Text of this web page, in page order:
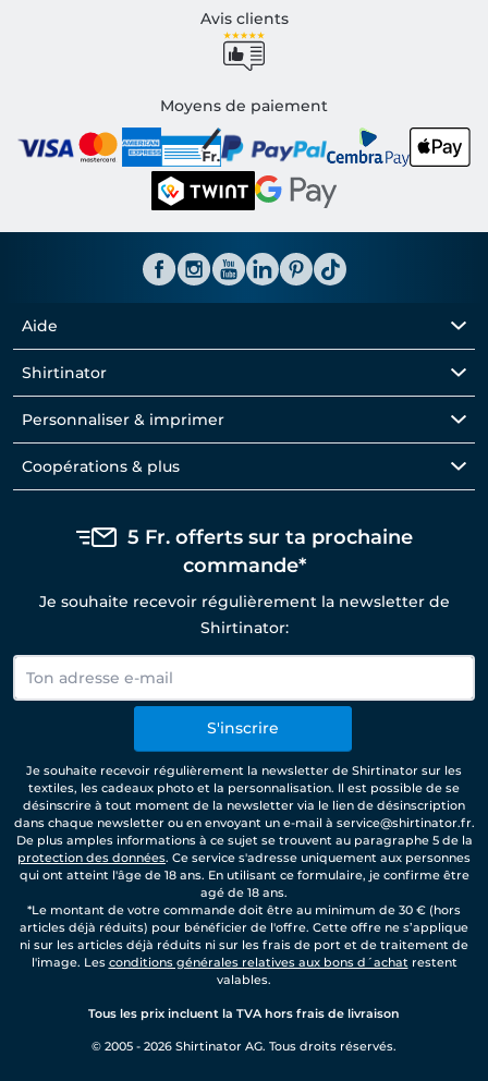
Avis clients
Moyens de paiement
Aide
Shirtinator
Personnaliser & imprimer
Coopérations & plus
5 Fr. offerts sur ta prochaine
commande*
Je souhaite recevoir régulièrement la newsletter de
Shirtinator:
S'inscrire
Je souhaite recevoir régulièrement la newsletter de Shirtinator sur les
textiles, les cadeaux photo et la personnalisation. Il est possible de se
désinscrire à tout moment de la newsletter via le lien de désinscription
dans chaque newsletter ou en envoyant un e-mail à service@shirtinator.fr.
De plus amples informations à ce sujet se trouvent au paragraphe 5 de la
protection des données. Ce service s'adresse uniquement aux personnes
qui ont atteint l'âge de 18 ans. En utilisant ce formulaire, je confirme être
agé de 18 ans.
*Le montant de votre commande doit être au minimum de 30 € (hors
articles déjà réduits) pour bénéficier de l'offre. Cette offre ne s’applique
ni sur les articles déjà réduits ni sur les frais de port et de traitement de
l'image. Les conditions générales relatives aux bons d´achatrestent
valables.
Tous les prix incluent la TVA hors frais de livraison
© 2005 - 2026 Shirtinator AG. Tous droits réservés.